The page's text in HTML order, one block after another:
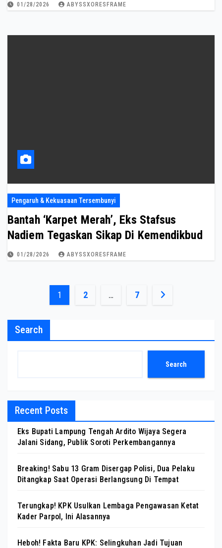
01/28/2026 ABYSSXORESFRAME
Pengaruh & Kekuasaan Tersembunyi
Bantah ‘Karpet Merah’, Eks Stafsus
Nadiem Tegaskan Sikap Di Kemendikbud
01/28/2026 ABYSSXORESFRAME
Posts
pagination
1 2 … 7
Search
Search
Recent Posts
Eks Bupati Lampung Tengah Ardito Wijaya Segera
Jalani Sidang, Publik Soroti Perkembangannya
Breaking! Sabu 13 Gram Disergap Polisi, Dua Pelaku
Ditangkap Saat Operasi Berlangsung Di Tempat
Terungkap! KPK Usulkan Lembaga Pengawasan Ketat
Kader Parpol, Ini Alasannya
Heboh! Fakta Baru KPK: Selingkuhan Jadi Tujuan